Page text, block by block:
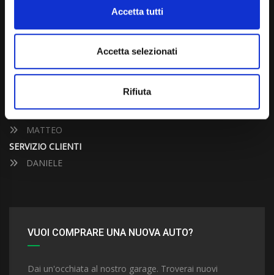
Accetta tutti
Accetta selezionati
Rifiuta
CONTATTA UN CONSULENTE
JACOPO
UFFICIO ACQUISTI
MATTEO
SERVIZIO CLIENTI
DANIELE
VUOI COMPRARE UNA NUOVA AUTO?
Dai un'occhiata al nostro garage. Troverai nuovi